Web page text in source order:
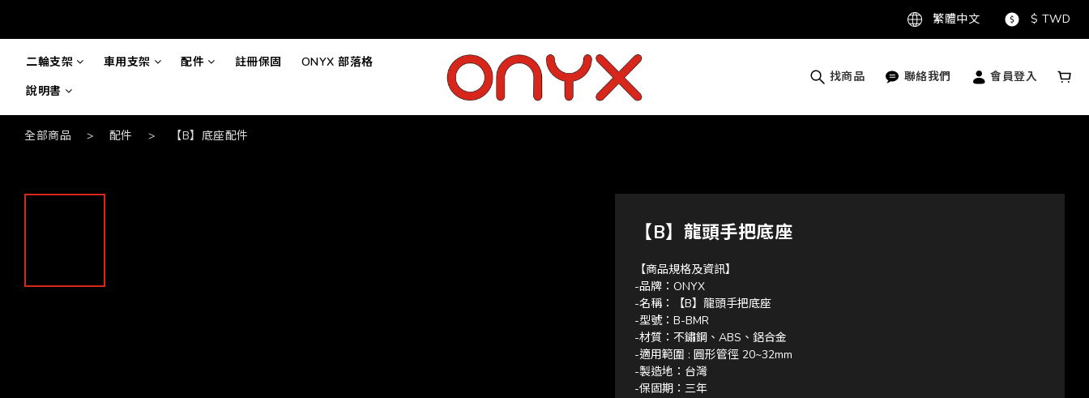
繁體中文 $ TWD
二輪支架 車用支架 配件 註冊保固
ONYX 部落格
說明書
找商品 聯絡我們 會員登入
全部商品 > 配件 > 【B】底座配件
【B】龍頭手把底座
【商品規格及資訊】
-品牌：ONYX
-名稱：【B】龍頭手把底座
-型號：B-BMR
-材質：不鏽鋼、ABS、鋁合金
-適用範圍 : 圓形管徑 20~32mm
-製造地：台灣
-保固期：三年